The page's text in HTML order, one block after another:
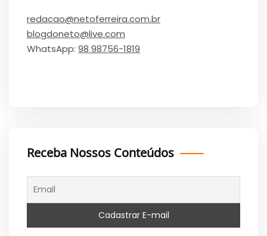
redacao@netoferreira.com.br
blogdoneto@live.com
WhatsApp: 98 98756-1819
Receba Nossos Conteúdos